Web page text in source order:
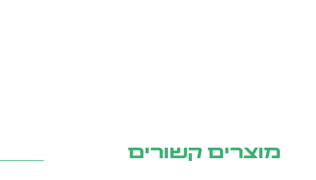
מוצרים קשורים